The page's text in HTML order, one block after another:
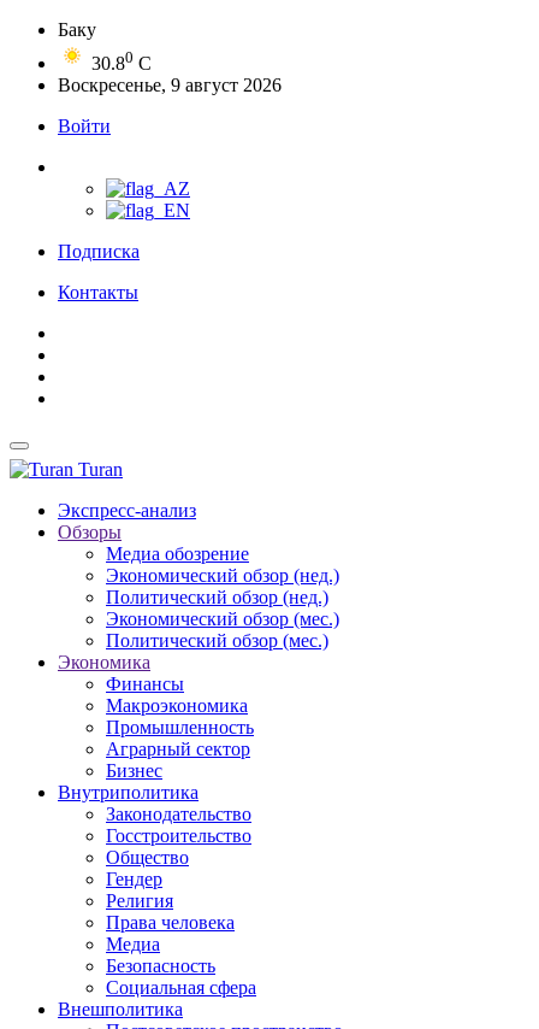
Баку
30.80 C
Воскресенье, 9 август 2026
Войти
Подписка
Контакты
Turan
Экспресс-анализ
Обзоры
Медиа обозрение
Экономический обзор (нед.)
Политический обзор (нед.)
Экономический обзор (мес.)
Политический обзор (мес.)
Экономика
Финансы
Макроэкономика
Промышленность
Аграрный сектор
Бизнес
Внутриполитика
Законодательство
Госстроительство
Общество
Гендер
Религия
Права человека
Медиа
Безопасность
Социальная сфера
Внешполитика